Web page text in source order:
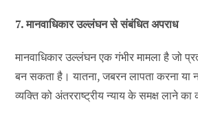
7. मानवाधिकार उल्लंघन से संबंधित अपराध
मानवाधिकार उल्लंघन एक गंभीर मामला है जो
बन सकता है। यातना, जबरन लापता करना या
व्यक्ति को अंतरराष्ट्रीय न्याय के समक्ष लाने